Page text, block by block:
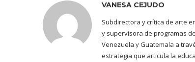
VANESA CEJUDO
Subdirectora y crítica de arte
y supervisora de programas
Venezuela y Guatemala a
estrategia que articula la